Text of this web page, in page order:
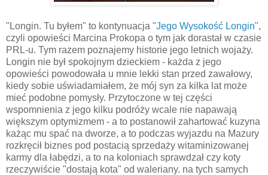
"Longin. Tu byłem" to kontynuacja "Jego Wysokość Longin",
czyli opowieści Marcina Prokopa o tym jak dorastał w czasie
PRL-u. Tym razem poznajemy historie jego letnich wojaży.
Longin nie był spokojnym dzieckiem - każda z jego
opowieści powodowała u mnie lekki stan przed zawałowy,
kiedy sobie uświadamiałem, że mój syn za kilka lat może
mieć podobne pomysły. Przytoczone w tej części
wspomnienia z jego kilku podróży wcale nie napawają
większym optymizmem - a to postanowił zahartować kuzyna
każąc mu spać na dworze, a to podczas wyjazdu na Mazury
rozkręcił biznes pod postacią sprzedaży witaminizowanej
karmy dla łabędzi, a to na koloniach sprawdzał czy koty
rzeczywiście "dostają kota" od waleriany. na tych samych